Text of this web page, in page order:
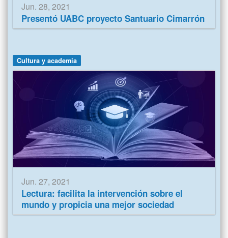
Jun. 28, 2021
Presentó UABC proyecto Santuario Cimarrón
Cultura y academia
Jun. 27, 2021
Lectura: facilita la intervención sobre el
mundo y propicia una mejor sociedad